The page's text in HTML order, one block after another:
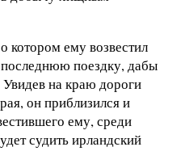
котором ему возвестил
поездку, дабы
на краю дороги
он приблизился и
ему, среди
судить ирландский